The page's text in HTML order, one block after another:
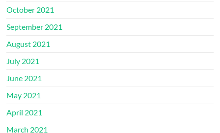
October 2021
September 2021
August 2021
July 2021
June 2021
May 2021
April 2021
March 2021